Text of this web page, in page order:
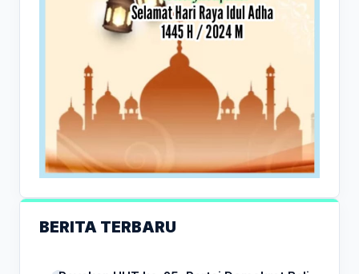
BERITA TERBARU